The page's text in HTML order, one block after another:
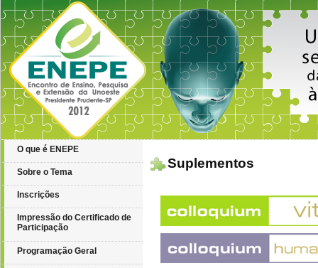
O que é ENEPE
Sobre o Tema
Inscrições
Impressão do Certificado de
Participação
Programação Geral
Suplementos